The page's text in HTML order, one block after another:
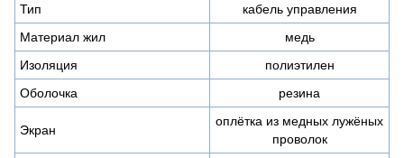
Тип
кабель управления
Материал жил
медь
Изоляция
полиэтилен
Оболочка
резина
Экран
оплётка из медных лужёных
проволок